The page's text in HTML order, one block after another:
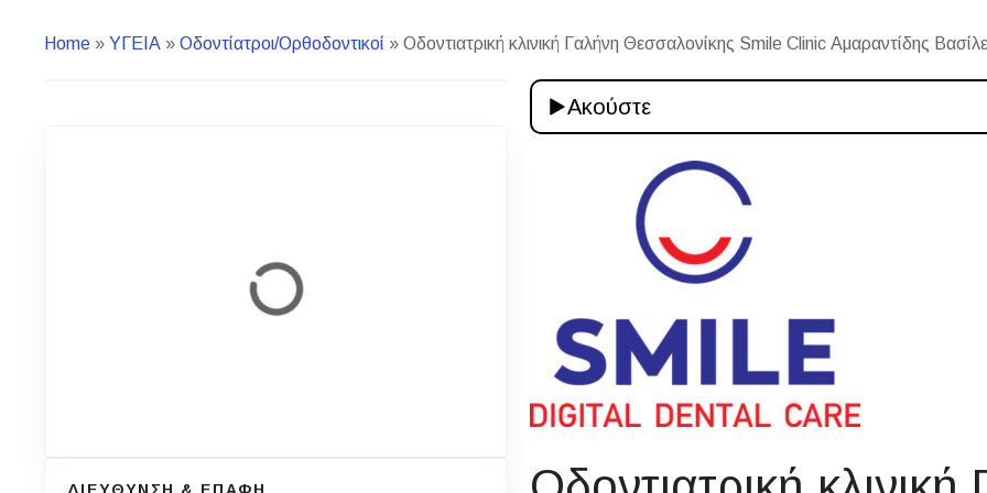
Home » ΥΓΕΙΑ » Οδοντίατροι/Ορθοδοντικοί » Οδοντιατρική κλινική Γαλήνη Θεσσαλονίκης Smile Clinic Αμαραντίδης
Ακούστε